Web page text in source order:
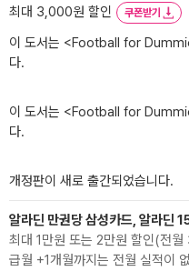
최대 3,000원 할인
쿠폰받기
이 도서는 <Football for
다.
이 도서는 <Football for
다.
개정판이 새로 출간되었습니다.
알라딘 만권당 삼성카드, 알라딘
최대 1만원 또는 2만원 할인(전
급월 +1개월까지는 전월 실적이